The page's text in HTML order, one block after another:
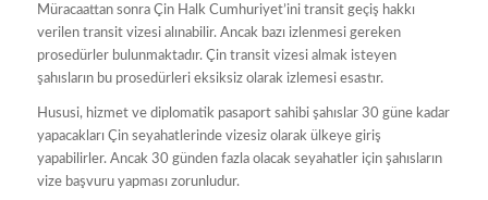
Müracaattan sonra Çin Halk Cumhuriyet’ini transit geçiş hakkı
verilen transit vizesi alınabilir. Ancak bazı izlenmesi gereken
prosedürler bulunmaktadır. Çin transit vizesi almak isteyen
şahısların bu prosedürleri eksiksiz olarak izlemesi esastır.
Hususi, hizmet ve diplomatik pasaport sahibi şahıslar 30 güne kadar
yapacakları Çin seyahatlerinde vizesiz olarak ülkeye giriş
yapabilirler. Ancak 30 günden fazla olacak seyahatler için şahısların
vize başvuru yapması zorunludur.